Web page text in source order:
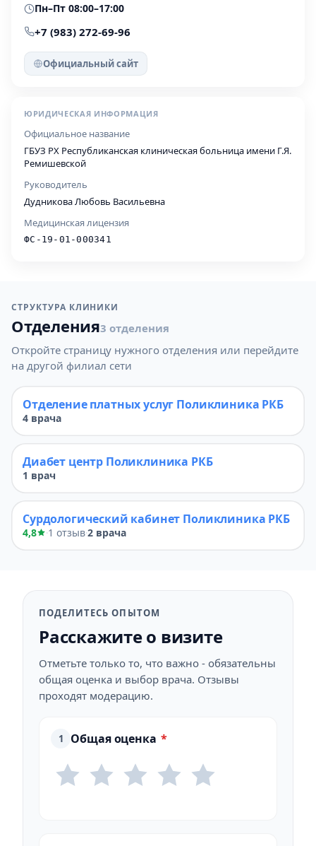
Пн–Пт 08:00–17:00
+7 (983) 272-69-96
Официальный сайт
ЮРИДИЧЕСКАЯ ИНФОРМАЦИЯ
Официальное название
ГБУЗ РХ Республиканская клиническая больница имени Г.Я.
Ремишевской
Руководитель
Дудникова Любовь Васильевна
Медицинская лицензия
ФС-19-01-000341
СТРУКТУРА КЛИНИКИ
Отделения3 отделения
Откройте страницу нужного отделения или перейдите
на другой филиал сети
Отделение платных услуг Поликлиника РКБ
4 врача
Диабет центр Поликлиника РКБ
1 врач
Сурдологический кабинет Поликлиника РКБ
4,8 ·1 отзыв·2 врача
ПОДЕЛИТЕСЬ ОПЫТОМ
Расскажите о визите
Отметьте только то, что важно - обязательны
общая оценка и выбор врача. Отзывы
проходят модерацию.
1 Общая оценка *